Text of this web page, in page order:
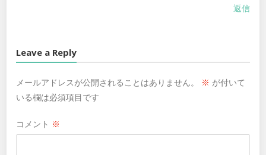
返信
Leave a Reply
メールアドレスが公開されることはありません。 ※ が付いて
いる欄は必須項目です
コメント ※